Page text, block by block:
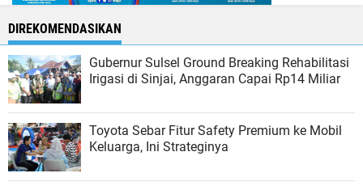
DIREKOMENDASIKAN
Gubernur Sulsel Ground Breaking Rehabilitasi
Irigasi di Sinjai, Anggaran Capai Rp14 Miliar
Toyota Sebar Fitur Safety Premium ke Mobil
Keluarga, Ini Strateginya